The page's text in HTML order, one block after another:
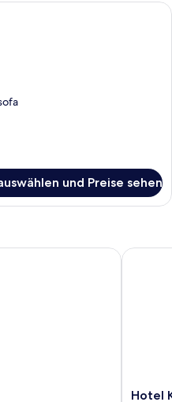
Ein Hotelzimmer mit Bett, Sofa,
und Preise sehen
Hotel
Hotel
Hotel